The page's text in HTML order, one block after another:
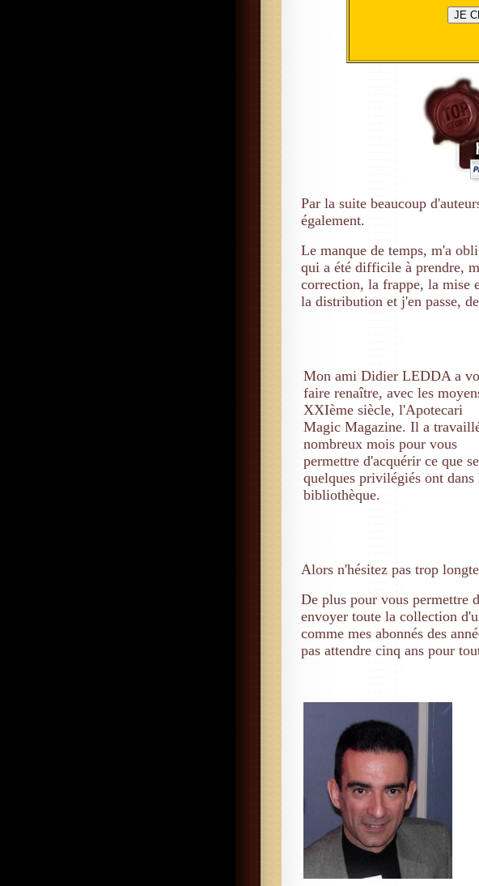
Par la suite beaucoup
également.
Le manque de temps, m'a
qui a été difficile à prendre,
correction, la frappe, la mise
la distribution et j'en passe,
Mon ami Didier LEDDA a
faire renaître, avec les
XXIème siècle, l'Apotecari
Magic Magazine. Il a
nombreux mois pour vous
permettre d'acquérir ce que
quelques privilégiés ont dans
bibliothèque.
Alors n'hésitez pas trop
De plus pour vous permettre
envoyer toute la collection
comme mes abonnés des
pas attendre cinq ans pour